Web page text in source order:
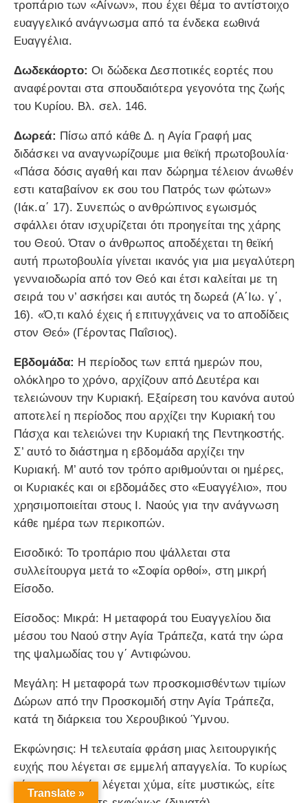
τροπάριο των «Αίνων», που έχει θέμα το αντίστοιχο
ευαγγελικό ανάγνωσμα από τα ένδεκα εωθινά
Ευαγγέλια.
Δωδεκάορτο: Οι δώδεκα Δεσποτικές εορτές που
αναφέρονται στα σπουδαιότερα γεγονότα της ζωής
του Κυρίου. Βλ. σελ. 146.
Δωρεά: Πίσω από κάθε Δ. η Αγία Γραφή μας
διδάσκει να αναγνωρίζουμε μια θεϊκή πρωτοβουλία·
«Πάσα δόσις αγαθή και παν δώρημα τέλειον άνωθέν
εστι καταβαίνον εκ σου του Πατρός των φώτων»
(Ιάκ.α΄ 17). Συνεπώς ο ανθρώπινος εγωισμός
σφάλλει όταν ισχυρίζεται ότι προηγείται της χάρης
του Θεού. Όταν o άνθρωπος αποδέχεται τη θεϊκή
αυτή πρωτοβουλία γίνεται ικανός για μια μεγαλύτερη
γενναιοδωρία από τον Θεό και έτσι καλείται με τη
σειρά του ν’ ασκήσει και αυτός τη δωρεά (Α΄Ιω. γ΄,
16). «Ό,τι καλό έχεις ή επιτυγχάνεις να το αποδίδεις
στον Θεό» (Γέροντας Παΐσιος).
Εβδομάδα: Η περίοδος των επτά ημερών που,
ολόκληρο το χρόνο, αρχίζουν από Δευτέρα και
τελειώνουν την Κυριακή. Εξαίρεση του κανόνα αυτού
αποτελεί η περίοδος που αρχίζει την Κυριακή του
Πάσχα και τελειώνει την Κυριακή της Πεντηκοστής.
Σ’ αυτό το διάστημα η εβδομάδα αρχίζει την
Κυριακή. Μ’ αυτό τον τρόπο αριθμούνται οι ημέρες,
οι Κυριακές και οι εβδομάδες στο «Ευαγγέλιο», που
χρησιμοποιείται στους Ι. Ναούς για την ανάγνωση
κάθε ημέρα των περικοπών.
Εισοδικό: Το τροπάριο που ψάλλεται στα
συλλείτουργα μετά το «Σοφία ορθοί», στη μικρή
Είσοδο.
Είσοδος: Μικρά: Η μεταφορά του Ευαγγελίου δια
μέσου του Ναού στην Αγία Τράπεζα, κατά την ώρα
της ψαλμωδίας του γ΄ Αντιφώνου.
Μεγάλη: Η μεταφορά των προσκομισθέντων τιμίων
Δώρων από την Προσκομιδή στην Αγία Τράπεζα,
κατά τη διάρκεια του Χερουβικού Ύμνου.
Εκφώνησις: Η τελευταία φράση μιας λειτουργικής
ευχής που λέγεται σε εμμελή απαγγελία. Το κυρίως
μέρος της ευχής λέγεται χύμα, είτε μυστικώς, είτε
Translate »